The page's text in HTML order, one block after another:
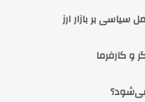
سیاسی بر بازار ارز
و کارفرما